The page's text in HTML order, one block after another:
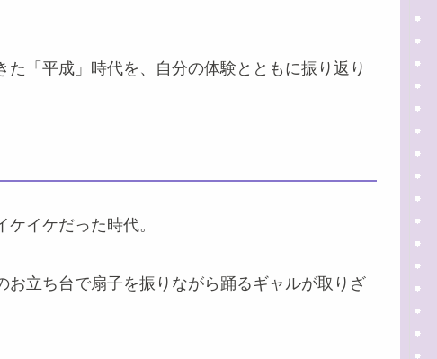
た「平成」時代を、自分の体験とともに振り返り
イケだった時代。
立ち台で扇子を振りながら踊るギャルが取りざ